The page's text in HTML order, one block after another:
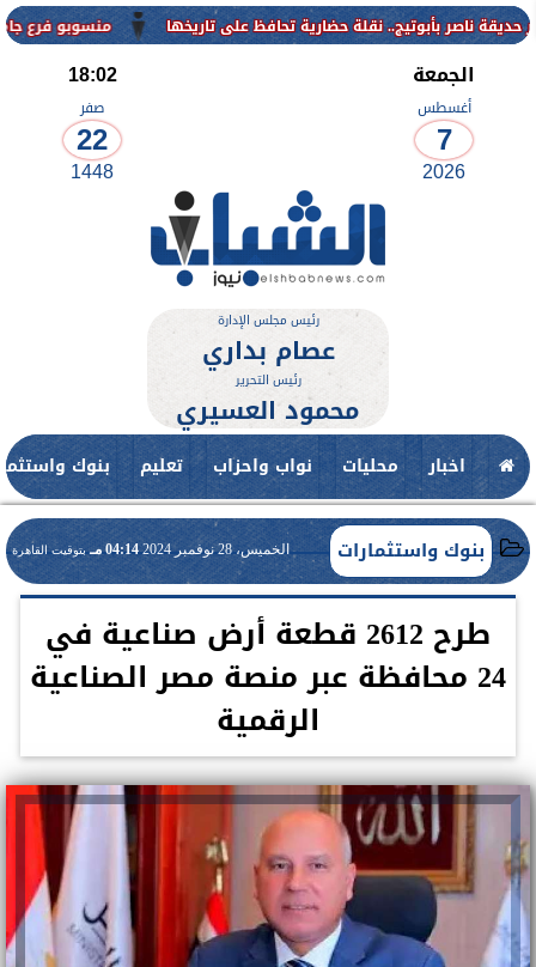
منسوبو فرع جامعة الأزهر
الجمعة
أغسطس
7
2026
18:02
صفر
22
1448
رئيس مجلس الإدارة
عصام بداري
رئيس التحرير
محمود العسيري
اخبار محليات نواب واحزاب تعليم بنوك
بنوك واستثمارات الخميس، 28 نوفمبر 2024 04:14 مـ بتوقيت القاهرة
طرح 2612 قطعة أرض صناعية في
24 محافظة عبر منصة مصر الصناعية
الرقمية